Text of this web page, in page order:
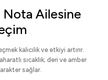
Nota Ailesine
kalıcılık ve etkiyi artırır.
sıcaklık; deri ve amber
sağlar.